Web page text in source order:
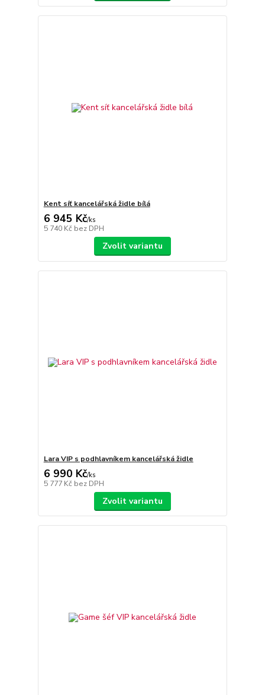
Kent síť kancelářská židle bílá
6 945 Kč/ks
5 740 Kč bez DPH
Zvolit variantu
Lara VIP s podhlavníkem kancelářská židle
6 990 Kč/ks
5 777 Kč bez DPH
Zvolit variantu